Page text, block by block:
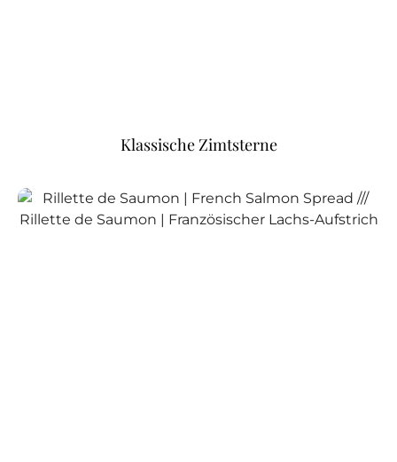
Klassische Zimtsterne